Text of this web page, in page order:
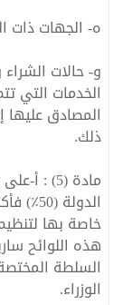
‌ه- الجهات ذات
‌و- حالات
الخدمات التي
المصادق عليها
ذلك.
مادة (5) :
خاصة بها
هذه اللوائح
السلطة
الوزراء.